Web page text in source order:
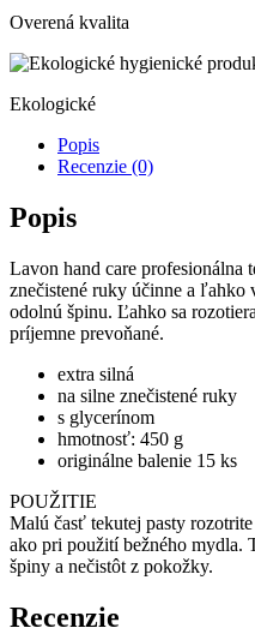
Overená kvalita
Ekologické
Popis
Recenzie (0)
Popis
Lavon hand care profesionálna
znečistené ruky účinne a
odolnú špinu. Ľahko sa
príjemne prevoňané.
extra silná
na silne znečistené ruky
s glycerínom
hmotnosť: 450 g
originálne balenie 15 ks
POUŽITIE
Malú časť tekutej pasty
ako pri použití bežného mydla.
špiny a nečistôt z pokožky.
Recenzie